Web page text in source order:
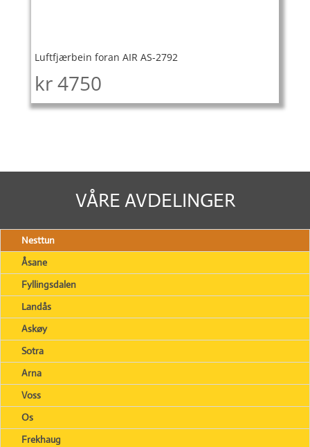
Luftfjærbein foran AIR AS-2792
kr4750
VÅRE AVDELINGER
Nesttun
Åsane
Fyllingsdalen
Landås
Askøy
Sotra
Arna
Voss
Os
Frekhaug